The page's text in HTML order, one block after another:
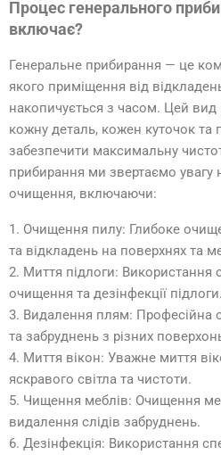
Процес генерального
включає?
Генеральне прибирання — це
якого приміщення від
накопичується з часом. Цей
кожну деталь, кожен куточок
забезпечити максимальну
прибирання ми звертаємо увагу
очищення, включаючи:
1. Очищення пилу: Глибоке
та відкладень на поверхнях та
2. Миття підлоги: Використання
очищення та дезінфекції підлоги.
3. Видалення плям: Професійна
та забруднень з різних
4. Миття вікон: Уважне миття
яскравого світла та чистоти.
5. Чищення меблів: Очищення
видалення слідів забруднень.
6. Дезінфекція: Використання